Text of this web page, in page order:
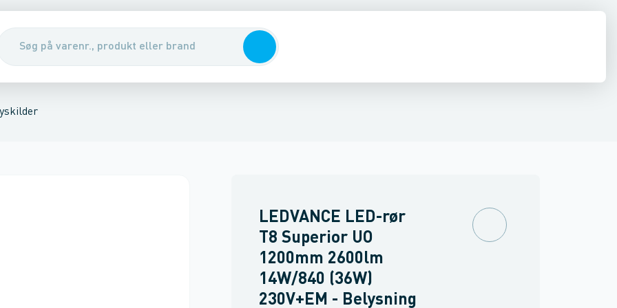
uden reflektor
LEDVANCE LED-rør
T8 Superior UO
1200mm 2600lm
14W/840 (36W)
230V+EM - Belysning